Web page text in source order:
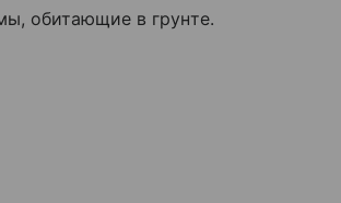
обитающие в грунте.